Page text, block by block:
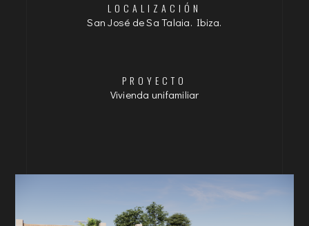
LOCALIZACIÓN
San José de Sa Talaia. Ibiza.
PROYECTO
Vivienda unifamiliar